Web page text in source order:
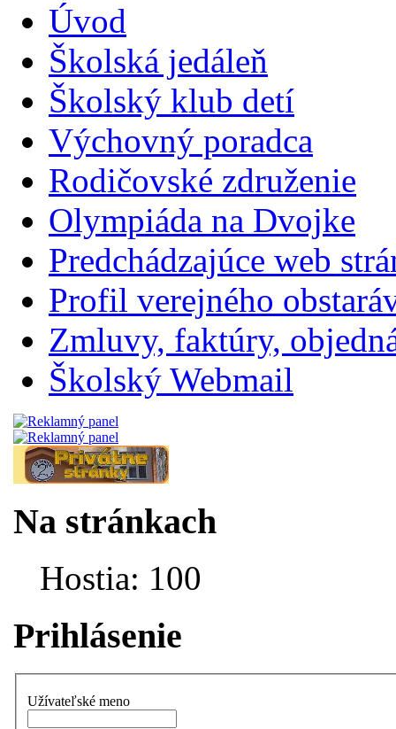
Úvod
Školská jedáleň
Školský klub detí
Výchovný poradca
Rodičovské združenie
Olympiáda na Dvojke
Predchádzajúce web
Profil verejného
Zmluvy, faktúry,
Školský Webmail
Na stránkach
Hostia: 100
Prihlásenie
Užívateľské meno